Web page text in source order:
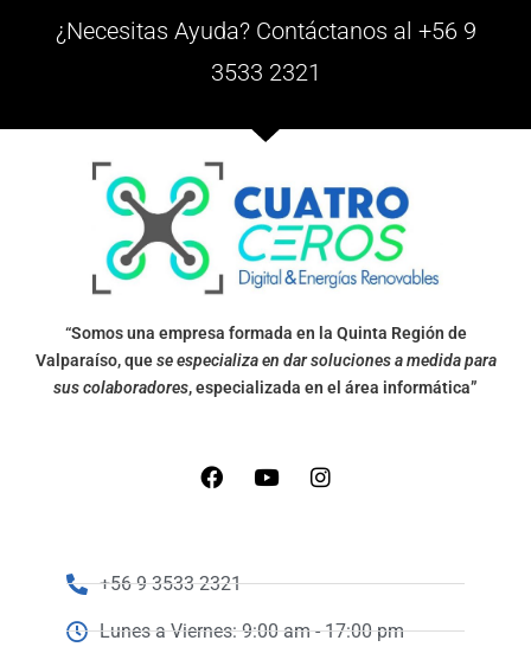
¿Necesitas Ayuda? Contáctanos al +56 9
3533 2321
“Somos una empresa formada en la Quinta Región de
Valparaíso, quese especializa en dar soluciones a medida para
sus colaboradores, especializada en el área informática”
+56 9 3533 2321
Lunes a Viernes: 9:00 am - 17:00 pm